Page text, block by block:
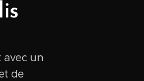
avec un
de